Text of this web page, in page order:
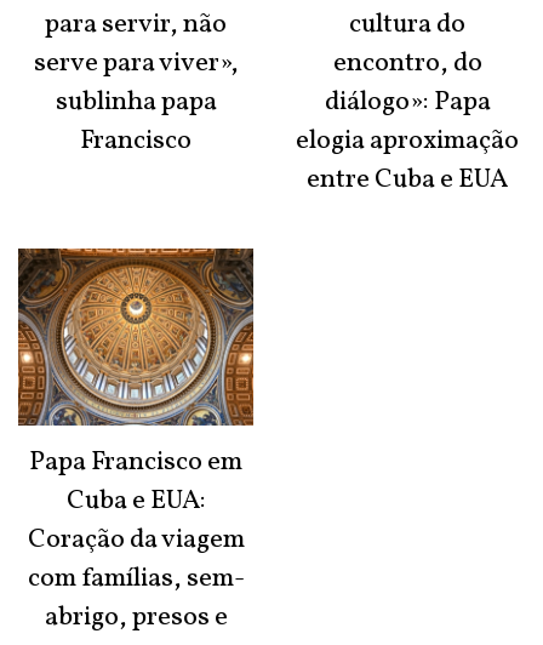
para servir, não
serve para viver»,
sublinha papa
Francisco
cultura do
encontro, do
diálogo»: Papa
elogia aproximação
entre Cuba e EUA
Papa Francisco em
Cuba e EUA:
Coração da viagem
com famílias, sem-
abrigo, presos e